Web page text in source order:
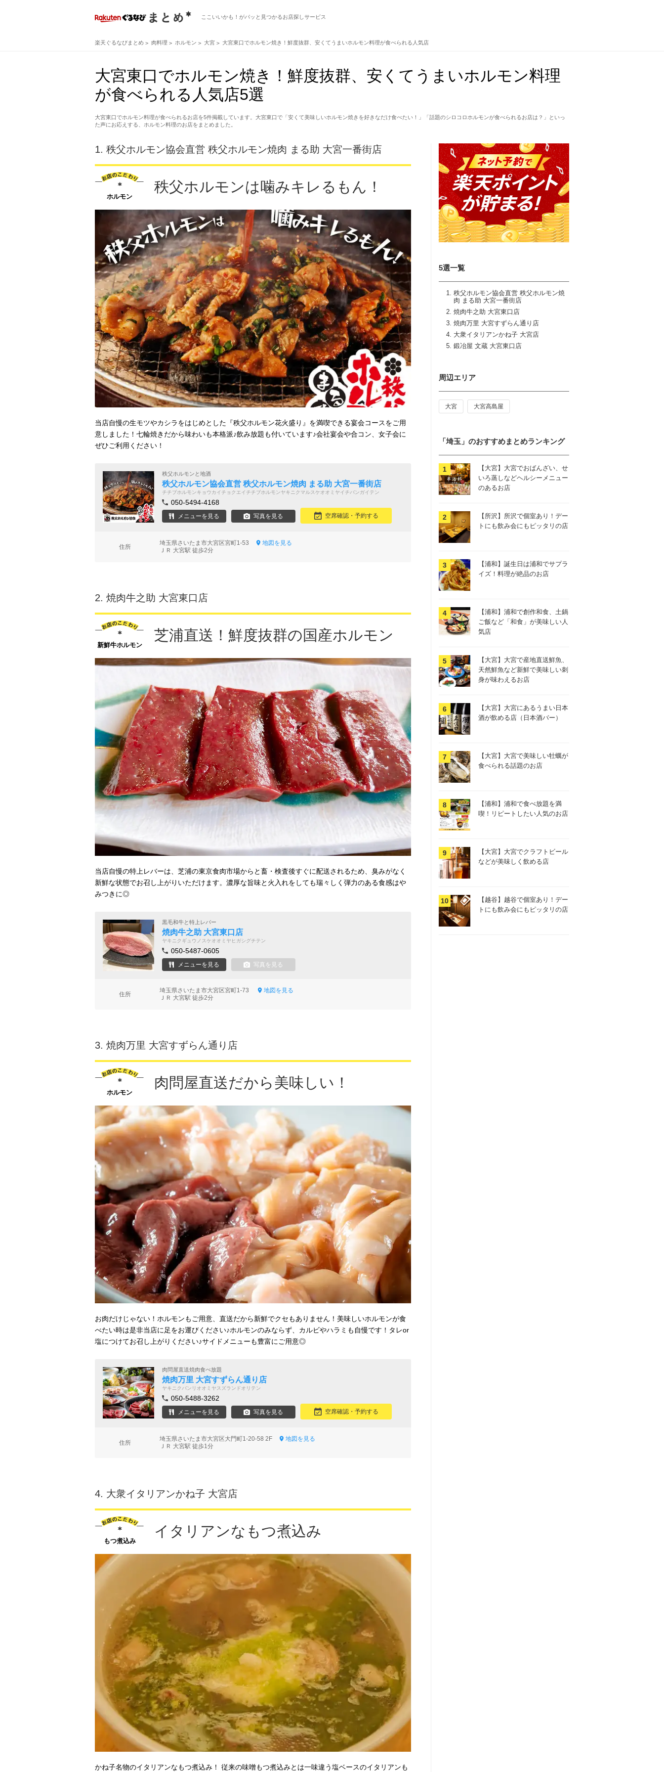
ここいいかも！がパッと見つかるお店探しサービス
楽天ぐるなびまとめ 肉料理 ホルモン 大宮 大宮東口でホルモン焼き！鮮度抜群、安くてうまいホルモン料理が食べられる人気店
大宮東口でホルモン焼き！鮮度抜群、安くてうまいホルモン料理
が食べられる人気店5選
大宮東口でホルモン料理が食べられるお店を5件掲載しています。大宮東口で「安くて美味しいホルモン焼きを好きなだけ食べたい！」「話題のシロコロホルモンが食べられるお店は？」といっ
た声にお応えする、ホルモン料理のお店をまとめました。
5選一覧
秩父ホルモン協会直営 秩父ホルモン焼
肉 まる助 大宮一番街店
焼肉牛之助 大宮東口店
焼肉万里 大宮すずらん通り店
大衆イタリアンかね子 大宮店
鍛冶屋 文蔵 大宮東口店
1. 秩父ホルモン協会直営 秩父ホルモン焼肉 まる助 大宮一番街店
ホルモン
秩父ホルモンは噛みキレるもん！
当店自慢の生モツやカシラをはじめとした『秩父ホルモン花火盛り』を満喫できる宴会コースをご用
意しました！七輪焼きだから味わいも本格派♪飲み放題も付いています♪会社宴会や合コン、女子会に
ぜひご利用ください！
秩父ホルモンと地酒
秩父ホルモン協会直営 秩父ホルモン焼肉 まる助 大宮一番街店
チチブホルモンキョウカイチョクエイチチブホルモンヤキニクマルスケオオミヤイチバンガイテン
050-5494-4168
メニューを見る 写真を見る 空席確認・予約する
住所
埼玉県さいたま市大宮区宮町1-53
地図を見る
ＪＲ 大宮駅 徒歩2分
2. 焼肉牛之助 大宮東口店
新鮮牛ホルモン
芝浦直送！鮮度抜群の国産ホルモン
当店自慢の特上レバーは、芝浦の東京食肉市場からと畜・検査後すぐに配送されるため、臭みがなく
新鮮な状態でお召し上がりいただけます。濃厚な旨味と火入れをしても瑞々しく弾力のある食感はや
みつきに◎
黒毛和牛と特上レバー
焼肉牛之助 大宮東口店
ヤキニクギュウノスケオオミヤヒガシグチテン
050-5487-0605
メニューを見る 写真を見る
住所
埼玉県さいたま市大宮区宮町1-73
地図を見る
ＪＲ 大宮駅 徒歩2分
3. 焼肉万里 大宮すずらん通り店
ホルモン
肉問屋直送だから美味しい！
お肉だけじゃない！ホルモンもご用意、直送だから新鮮でクセもありません！美味しいホルモンが食
べたい時は是非当店に足をお運びください♪ホルモンのみならず、カルビやハラミも自慢です！タレor
塩につけてお召し上がりください♪サイドメニューも豊富にご用意◎
肉問屋直送焼肉食べ放題
焼肉万里 大宮すずらん通り店
ヤキニクバンリオオミヤスズランドオリテン
050-5488-3262
メニューを見る 写真を見る 空席確認・予約する
住所
埼玉県さいたま市大宮区大門町1-20-58 2F
地図を見る
ＪＲ 大宮駅 徒歩1分
4. 大衆イタリアンかね子 大宮店
もつ煮込み
イタリアンなもつ煮込み
かね子名物のイタリアンなもつ煮込み！ 従来の味噌もつ煮込みとは一味違う塩ベースのイタリアンも
周辺エリア
大宮 大宮高島屋
「埼玉」のおすすめまとめランキング
【大宮】大宮でおばんざい、せ
いろ蒸しなどヘルシーメニュー
のあるお店
【所沢】所沢で個室あり！デー
トにも飲み会にもピッタリの店
【浦和】誕生日は浦和でサプラ
イズ！料理が絶品のお店
【浦和】浦和で創作和食、土鍋
ご飯など「和食」が美味しい人
気店
【大宮】大宮で産地直送鮮魚、
天然鮮魚など新鮮で美味しい刺
身が味わえるお店
【大宮】大宮にあるうまい日本
酒が飲める店（日本酒バー）
【大宮】大宮で美味しい牡蠣が
食べられる話題のお店
【浦和】浦和で食べ放題を満
喫！リピートしたい人気のお店
【大宮】大宮でクラフトビール
などが美味しく飲める店
【越谷】越谷で個室あり！デー
トにも飲み会にもピッタリの店